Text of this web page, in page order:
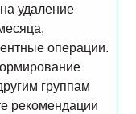
удаление
операции.
группам
рекомендации